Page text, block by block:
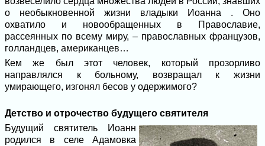
о необыкновенной жизни владыки Иоанна . Оно
охватило и новообращенных в Православие,
рассеянных по всему миру, – православных французов,
голландцев, американцев…
Кем же был этот человек, который прозорливо
направлялся к больному, возвращал к жизни
умирающего, изгонял бесов у одержимого?
Детство и отрочество будущего святителя
Будущий святитель Иоанн
родился в селе Адамовка